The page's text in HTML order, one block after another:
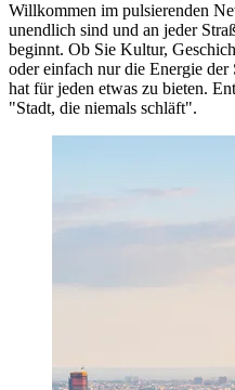
Willkommen im pulsierenden
unendlich sind und an jeder
beginnt. Ob Sie Kultur,
oder einfach nur die Energie
hat für jeden etwas zu bieten.
"Stadt, die niemals schläft".